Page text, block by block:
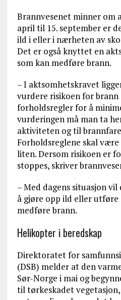
Brannvesenet minner om
april til 15. september er
ild i eller i nærheten av
Det er også knyttet en
som kan medføre brann.
– I aktsomhetskravet
vurdere risikoen for brann
forholdsregler for å
vurderingen må man ta
aktiviteten og til
Forholdsreglene skal
liten. Dersom risikoen er
stoppes, skriver
– Med dagens situasjon
å gjøre opp ild eller
medføre brann.
Helikopter i beredskap
Direktoratet for
(DSB) melder at den
Sør-Norge i mai og
til tørkeskadet